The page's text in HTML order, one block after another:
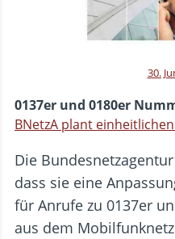
30.
0137er und 0180er
BNetzA plant
Die
dass sie eine
für Anrufe zu 0137er
aus dem